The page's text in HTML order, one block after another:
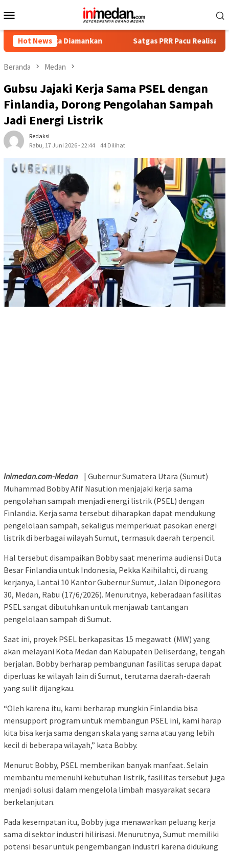
ke
Mobile
Hot News
Diamankan Satgas PRR Pacu Realisasi Tambahan
Beranda Medan
Gubsu Jajaki Kerja Sama PSEL dengan
Finlandia, Dorong Pengolahan Sampah
Jadi Energi Listrik
Redaksi
Rabu, 17 Juni 2026 - 22:44
44 Dilihat
Inimedan.com-Medan| Gubernur Sumatera Utara (Sumut)
Muhammad Bobby Afif Nasution menjajaki kerja sama
pengolahan sampah menjadi energi listrik (PSEL) dengan
Finlandia. Kerja sama tersebut diharapkan dapat mendukung
pengelolaan sampah, sekaligus memperkuat pasokan energi
listrik di berbagai wilayah Sumut, termasuk daerah terpencil.
Hal tersebut disampaikan Bobby saat menerima audiensi Duta
Besar Finlandia untuk Indonesia, Pekka Kaihilahti, di ruang
kerjanya, Lantai 10 Kantor Gubernur Sumut, Jalan Diponegoro
30, Medan, Rabu (17/6/2026). Menurutnya, keberadaan fasilitas
PSEL sangat dibutuhkan untuk menjawab tantangan
pengelolaan sampah di Sumut.
Saat ini, proyek PSEL berkapasitas 15 megawatt (MW) yang
akan melayani Kota Medan dan Kabupaten Deliserdang, tengah
berjalan. Bobby berharap pembangunan fasilitas serupa dapat
diperluas ke wilayah lain di Sumut, terutama daerah-daerah
yang sulit dijangkau.
“Oleh karena itu, kami berharap mungkin Finlandia bisa
mensupport program untuk membangun PSEL ini, kami harap
kita bisa kerja sama dengan skala yang sama atau yang lebih
kecil di beberapa wilayah,” kata Bobby.
Menurut Bobby, PSEL memberikan banyak manfaat. Selain
membantu memenuhi kebutuhan listrik, fasilitas tersebut juga
menjadi solusi dalam mengelola limbah masyarakat secara
berkelanjutan.
Pada kesempatan itu, Bobby juga menawarkan peluang kerja
sama di sektor industri hilirisasi. Menurutnya, Sumut memiliki
potensi besar untuk pengembangan industri karena didukung